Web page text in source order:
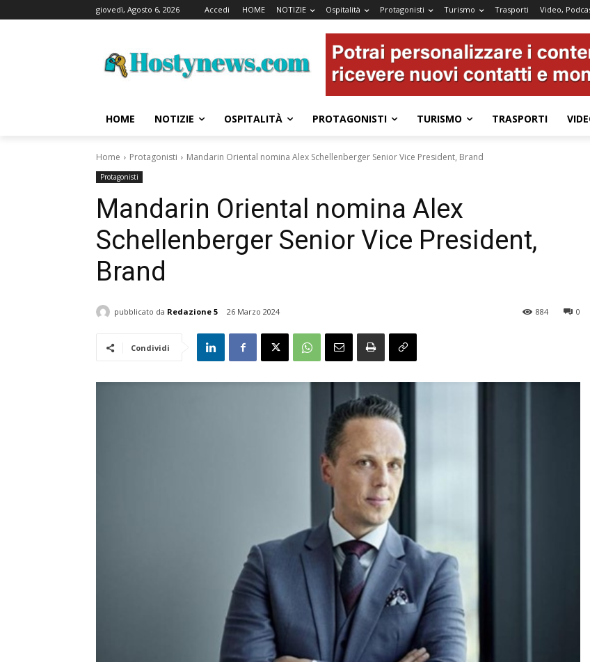
giovedì, Agosto 6, 2026 Accedi HOME NOTIZIE Ospitalità Protagonisti Turismo Trasporti Video,
HOME NOTIZIE OSPITALITÀ PROTAGONISTI TURISMO TRASPORTI
Home Protagonisti Mandarin Oriental nomina Alex Schellenberger Senior Vice President, Brand
Protagonisti
Mandarin Oriental nomina Alex
Schellenberger Senior Vice President,
Brand
pubblicato da Redazione 5 26 Marzo 2024 0
884
Condividi